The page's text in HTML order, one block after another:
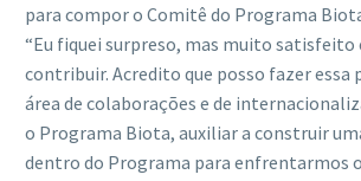
para compor o Comitê do Programa
“Eu fiquei surpreso, mas muito satisfeito
contribuir. Acredito que posso fazer essa
área de colaborações e de
o Programa Biota, auxiliar a construir
dentro do Programa para enfrentarmos